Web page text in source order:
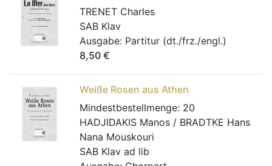
TRENET Charles
SAB Klav
Ausgabe: Partitur (dt./frz./engl.)
8,50 €
Weiße Rosen aus Athen
Mindestbestellmenge: 20
HADJIDAKIS Manos / BRADTKE Hans
Nana Mouskouri
SAB Klav ad lib